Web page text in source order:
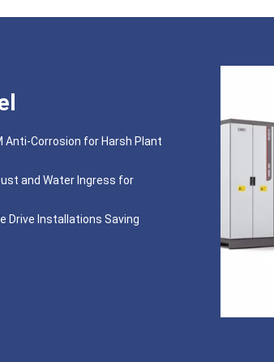
Anti-Corrosion for Harsh Plant
and Water Ingress for
Drive Installations Saving